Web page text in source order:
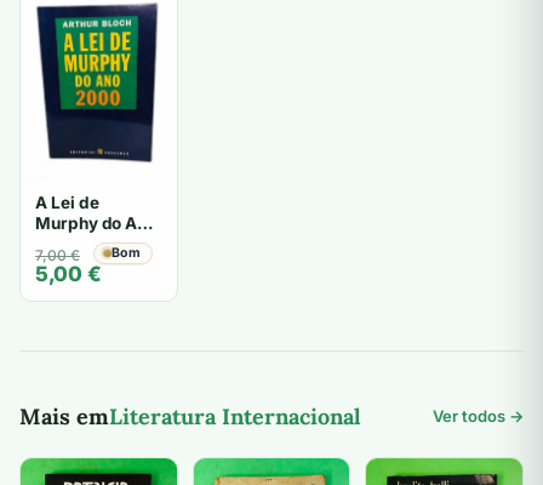
A Lei de
Murphy do Ano
2000 - Arthur
Bloch
7,00€
O
preço
original
7,00 €.
5,00 €
O
preço
atual
5,00 €.
Bom
Mais emLiteratura Internacional Ver todos →